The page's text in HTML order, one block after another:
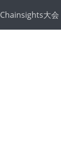
Chainsights大会